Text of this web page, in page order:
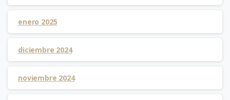
enero 2025
diciembre 2024
noviembre 2024